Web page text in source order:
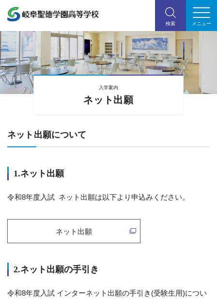
ネット出願
入学案内
ネット出願について
1.ネット出願
令和8年度入試 ネット出願は以下より申込みください。
ネット出願
2.ネット出願の手引き
令和8年度入試 インターネット出願の手引き(受験生用)につい